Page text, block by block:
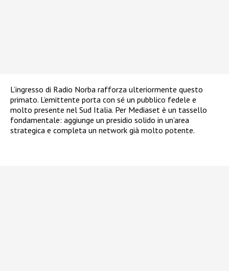
L’ingresso di Radio Norba rafforza ulteriormente questo
primato. L’emittente porta con sé un pubblico fedele e
molto presente nel Sud Italia. Per Mediaset è un tassello
fondamentale: aggiunge un presidio solido in un’area
strategica e completa un network già molto potente.